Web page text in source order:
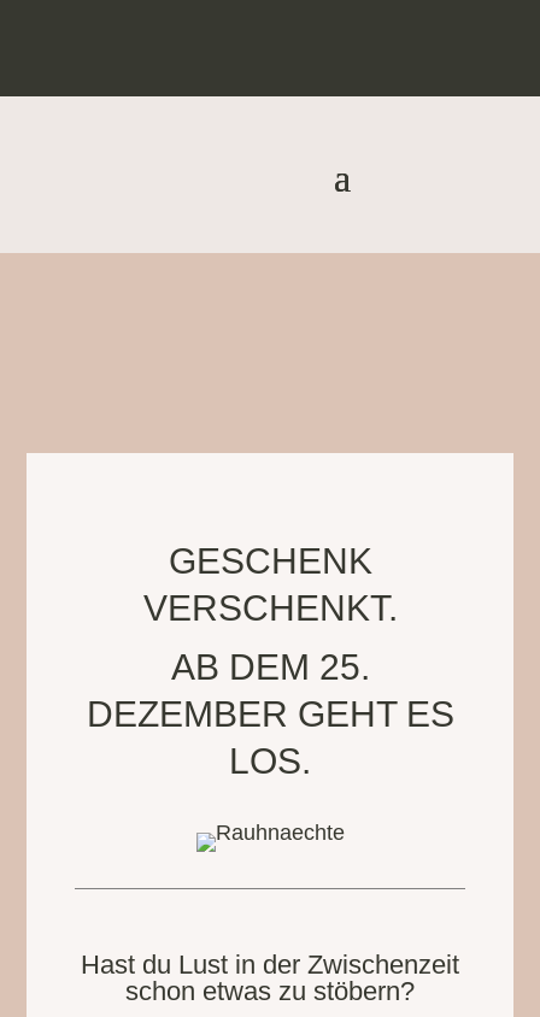
GESCHENK
VERSCHENKT.
AB DEM 25.
DEZEMBER GEHT ES
LOS.
Hast du Lust in der Zwischenzeit
schon etwas zu stöbern?